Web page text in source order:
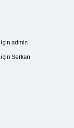
için admin
için Serkan